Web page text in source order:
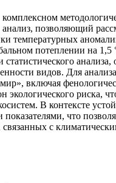
позволяющий
температурных
потеплении на 1,5
видов. Для
включая
риска,
В контексте
что
с